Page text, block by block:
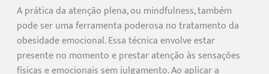
A prática da atenção plena, ou mindfulness, também
pode ser uma ferramenta poderosa no tratamento da
obesidade emocional. Essa técnica envolve estar
presente no momento e prestar atenção às sensações
físicas e emocionais sem julgamento. Ao aplicar a